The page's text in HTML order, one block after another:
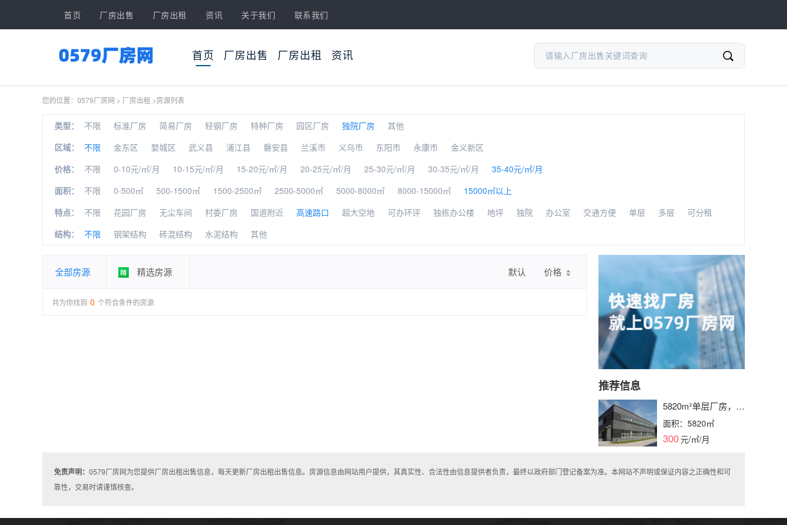
首页 厂房出售 厂房出租 资讯 关于我们 联系我们
首页 厂房出售 厂房出租 资讯
您的位置： 0579厂房网 > 厂房出租 >房源列表
类型： 不限 标准厂房 简易厂房 轻钢厂房 特种厂房 园区厂房 独院厂房
其他
区域：
不限 金东区 婺城区 武义县 浦江县 磐安县 兰溪市 义乌市 东阳市 永康市
金义新区
价格：
不限 0-10元/㎡/月 10-15元/㎡/月 15-20元/㎡/月 20-25元/㎡/月 25-30元/㎡/月 30-35元/㎡/月
35-40元/㎡/月
面积：
不限 0-500㎡ 500-1500㎡ 1500-2500㎡ 2500-5000㎡ 5000-8000㎡ 8000-15000㎡
15000㎡以上
特点：
不限 花园厂房 无尘车间 村委厂房 国道附近 高速路口 超大空地 可办环评 独栋办公楼 地坪 独院 办公室 交通方便 单层 多层
可分租
结构：
不限 钢架结构 砖混结构 水泥结构 其他
全部房源 精选房源 默认 价格
共为你找到 0 个符合条件的房源
推荐信息
5820m²单层厂房，产
证齐全，水电消防栓
配备，层高可选，即
租即用
面积：5820㎡
300元/㎡/月
免责声明： 0579厂房网为您提供厂房出租出售信息，每天更新厂房出租出售信息。房源信息由网站用户提供，其真实性、合法性由信息提供者负责，最终以政府部门登记备案为准。本网站不声明或保证内容之正确性和可
靠性，交易时请谨慎核查。